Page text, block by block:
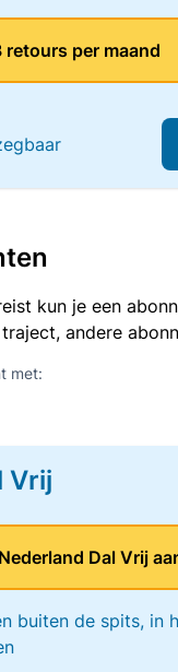
retours per maand
kun je een
andere
met:
Vrij
Dal Vrij
buiten de spits, in